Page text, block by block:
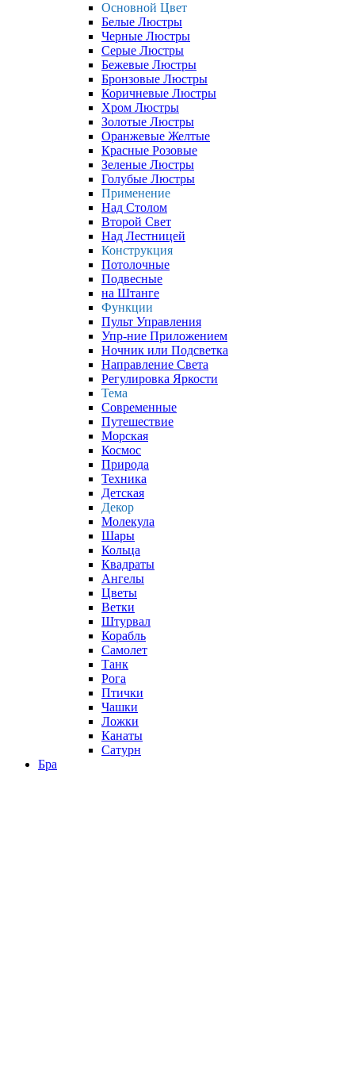
Основной Цвет
Белые Люстры
Черные Люстры
Серые Люстры
Бежевые Люстры
Бронзовые Люстры
Коричневые Люстры
Хром Люстры
Золотые Люстры
Оранжевые Желтые
Красные Розовые
Зеленые Люстры
Голубые Люстры
Применение
Над Столом
Второй Свет
Над Лестницей
Конструкция
Потолочные
Подвесные
на Штанге
Функции
Пульт Управления
Упр-ние Приложением
Ночник или Подсветка
Направление Света
Регулировка Яркости
Тема
Современные
Путешествие
Морская
Космос
Природа
Техника
Детская
Декор
Молекула
Шары
Кольца
Квадраты
Ангелы
Цветы
Ветки
Штурвал
Корабль
Самолет
Танк
Рога
Птички
Чашки
Ложки
Канаты
Сатурн
Бра